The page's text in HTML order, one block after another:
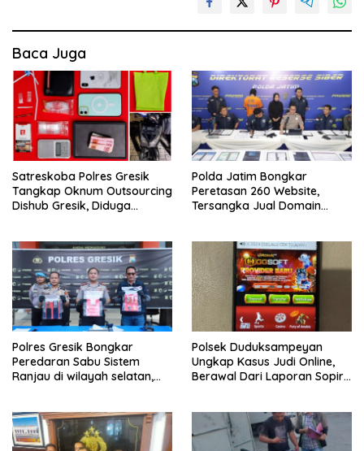
Baca Juga
Satreskoba Polres Gresik
Tangkap Oknum Outsourcing
Dishub Gresik, Diduga
Polda Jatim Bongkar
Peretasan 260 Website,
Tersangka Jual Domain
Polres Gresik Bongkar
Peredaran Sabu Sistem
Ranjau di wilayah selatan,
Polsek Duduksampeyan
Ungkap Kasus Judi Online,
Berawal Dari Laporan Sopir